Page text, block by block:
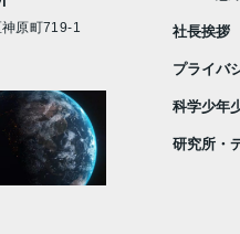
原町719-1
社長挨拶
プライバ
科学少年
研究所・